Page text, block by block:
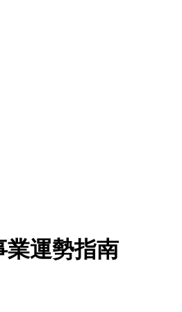
業運勢指南